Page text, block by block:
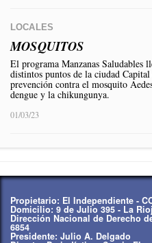
LOCALES
MOSQUITOS
El programa Manzanas Saludables
distintos puntos de la ciudad
prevención contra el mosquito
dengue y la chikungunya.
01/03/23
Propietario: El Independiente -
Domicilio: 9 de Julio 395 - La
Dirección Nacional de Derecho
6854
Presidente: Julio A. Delgado